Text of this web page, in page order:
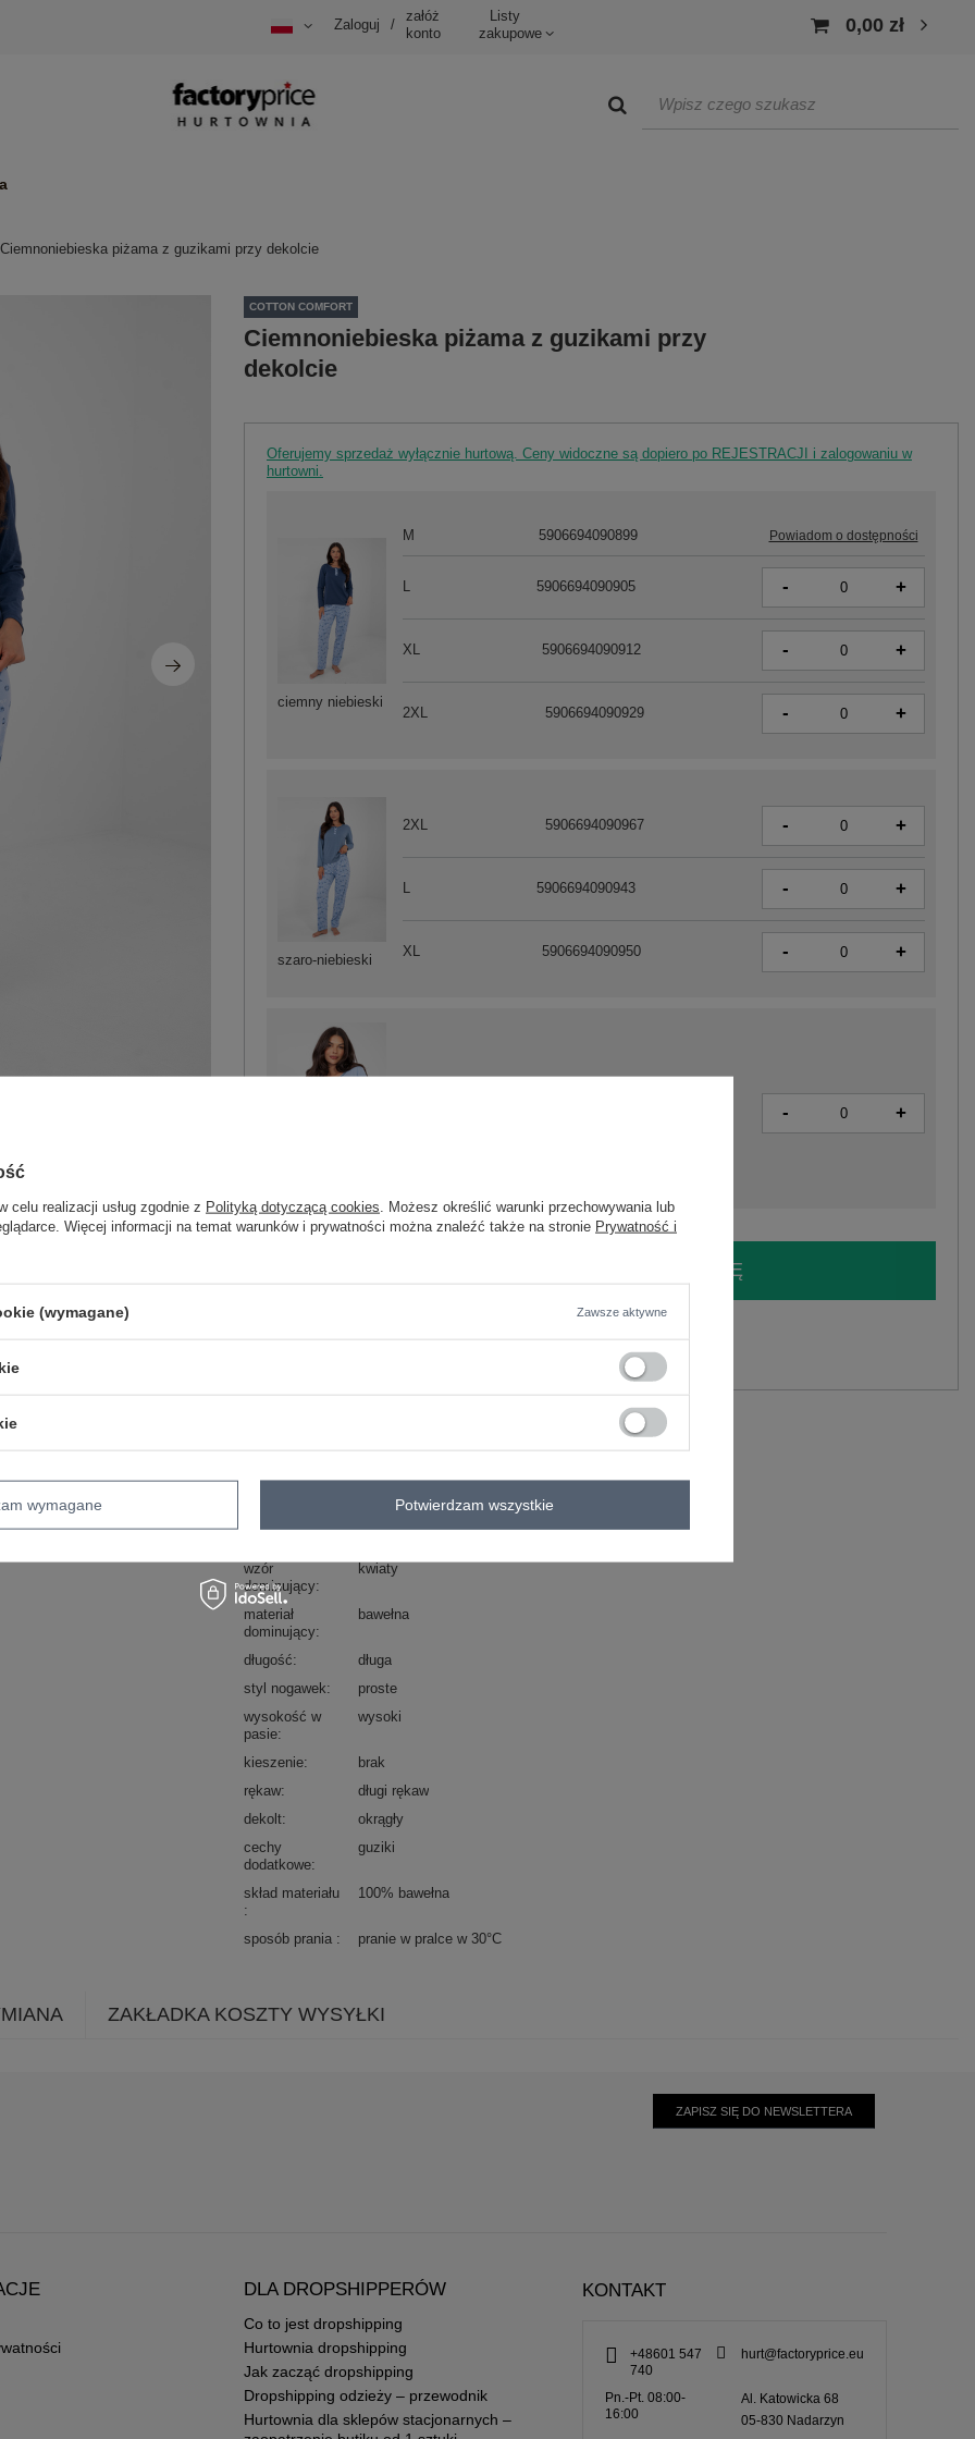
Zaloguj /
załóż
konto
Listy
zakupowe
0,00 zł
Ciemnoniebieska piżama z guzikami przy dekolcie
COTTON COMFORT
Ciemnoniebieska piżama z guzikami przy
dekolcie
Oferujemy sprzedaż wyłącznie hurtową. Ceny widoczne są dopiero po REJESTRACJI i zalogowaniu w
hurtowni.
szaro-niebieski
2XL 5906694090967 - +
L 5906694090943 - +
XL 5906694090950 - +
ciemny niebieski
M 5906694090899 Powiadom o dostępności
L 5906694090905 - +
XL 5906694090912 - +
2XL 5906694090929 - +
- +
ZALOGUJ SIĘ I ZOBACZ CENĘ
Kod produktu
DU-PI-FP-007.69
FOREVER PINK
wzór
dominujący
kwiaty
materiał
dominujący
bawełna
długość
długa
styl nogawek
proste
wysokość w
pasie
wysoki
kieszenie
brak
rękaw
długi rękaw
dekolt
okrągły
cechy
dodatkowe
guziki
skład materiału 100% bawełna
sposób prania pranie w pralce w 30°C
ZAKŁADKA KOSZTY WYSYŁKI
ZAPISZ SIĘ DO NEWSLETTERA
DLA DROPSHIPPERÓW
Co to jest dropshipping
Hurtownia dropshipping
Jak zacząć dropshipping
Dropshipping odzieży – przewodnik
Hurtownia dla sklepów stacjonarnych –
KONTAKT
+48601 547
740
hurt@factoryprice.eu
Pn.-Pt. 08:00-
16:00
Al. Katowicka 68
05-830 Nadarzyn
celu realizacji usług zgodnie z Polityką dotyczącą cookies . Możesz określić warunki przechowywania lub
Więcej informacji na temat warunków i prywatności można znaleźć także na stronie Prywatność i
(wymagane) Zawsze aktywne
wymagane Potwierdzam wszystkie